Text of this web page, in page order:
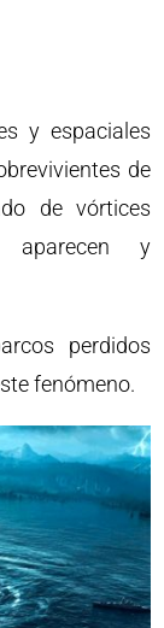
y espaciales
de
de vórtices
aparecen y
perdidos
fenómeno.